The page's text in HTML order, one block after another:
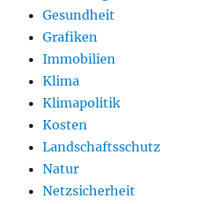
Gesundheit
Grafiken
Immobilien
Klima
Klimapolitik
Kosten
Landschaftsschutz
Natur
Netzsicherheit